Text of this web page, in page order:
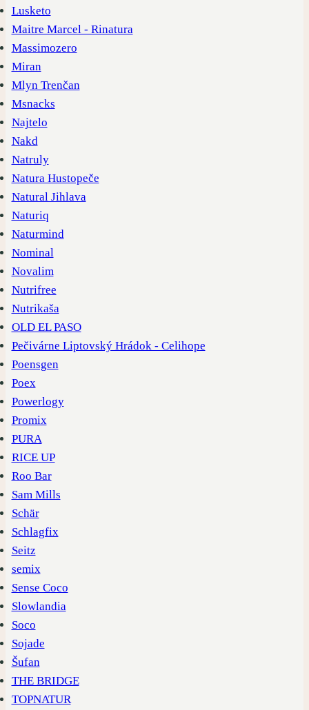
Lusketo
Maitre Marcel - Rinatura
Massimozero
Miran
Mlyn Trenčan
Msnacks
Najtelo
Nakd
Natruly
Natura Hustopeče
Natural Jihlava
Naturiq
Naturmind
Nominal
Novalim
Nutrifree
Nutrikaša
OLD EL PASO
Pečivárne Liptovský Hrádok - Celihope
Poensgen
Poex
Powerlogy
Promix
PURA
RICE UP
Roo Bar
Sam Mills
Schär
Schlagfix
Seitz
semix
Sense Coco
Slowlandia
Soco
Sojade
Šufan
THE BRIDGE
TOPNATUR